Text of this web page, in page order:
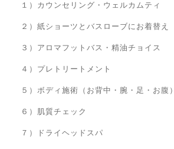
１）カウンセリング・ウェルカムティ
２）紙ショーツとバスローブにお着替え
３）アロマフットバス・精油チョイス
４）プレトリートメント
５）ボディ施術（お背中・腕・足・お腹）
６）肌質チェック
７）ドライヘッドスパ